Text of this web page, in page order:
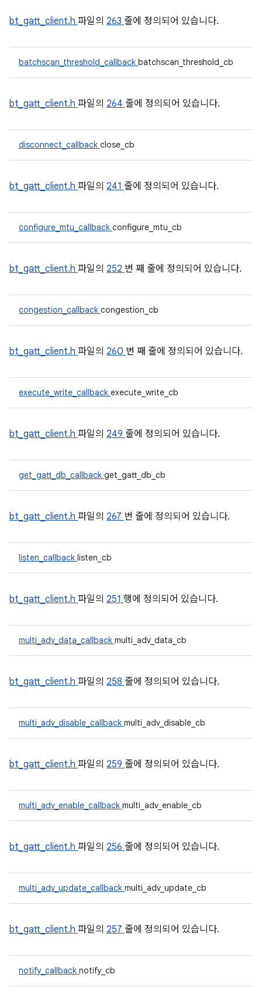
bt_gatt_client.h 파일의 263 줄에 정의되어 있습니다.
batchscan_threshold_callback batchscan_threshold_cb
bt_gatt_client.h 파일의 264 줄에 정의되어 있습니다.
disconnect_callback close_cb
bt_gatt_client.h 파일의 241 줄에 정의되어 있습니다.
configure_mtu_callback configure_mtu_cb
bt_gatt_client.h 파일의 252 번 째 줄에 정의되어 있습니다.
congestion_callback congestion_cb
bt_gatt_client.h 파일의 260 번 째 줄에 정의되어 있습니다.
execute_write_callback execute_write_cb
bt_gatt_client.h 파일의 249 줄에 정의되어 있습니다.
get_gatt_db_callback get_gatt_db_cb
bt_gatt_client.h 파일의 267 번 줄에 정의되어 있습니다.
listen_callback listen_cb
bt_gatt_client.h 파일의 251 행에 정의되어 있습니다.
multi_adv_data_callback multi_adv_data_cb
bt_gatt_client.h 파일의 258 줄에 정의되어 있습니다.
multi_adv_disable_callback multi_adv_disable_cb
bt_gatt_client.h 파일의 259 줄에 정의되어 있습니다.
multi_adv_enable_callback multi_adv_enable_cb
bt_gatt_client.h 파일의 256 줄에 정의되어 있습니다.
multi_adv_update_callback multi_adv_update_cb
bt_gatt_client.h 파일의 257 줄에 정의되어 있습니다.
notify_callback notify_cb